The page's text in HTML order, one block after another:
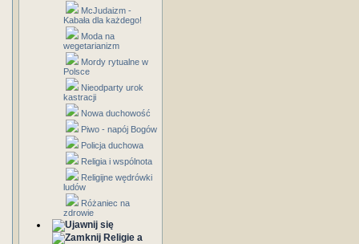
McJudaizm -
Kabała dla każdego!
Moda na
wegetarianizm
Mordy rytualne w
Polsce
Nieodparty urok
kastracji
Nowa duchowość
Piwo - napój Bogów
Policja duchowa
Religia i wspólnota
Religijne wędrówki
ludów
Różaniec na
zdrowie
Religie a